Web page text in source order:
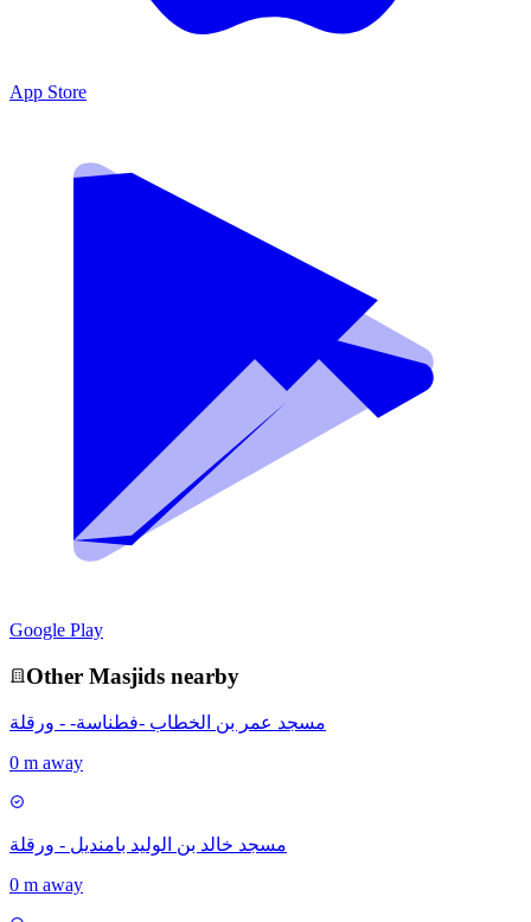
App Store
Google Play
Other Masjids nearby
مسجد عمر بن الخطاب -فطناسة- - ورقلة
0 m away
مسجد خالد بن الوليد بامنديل - ورقلة
0 m away